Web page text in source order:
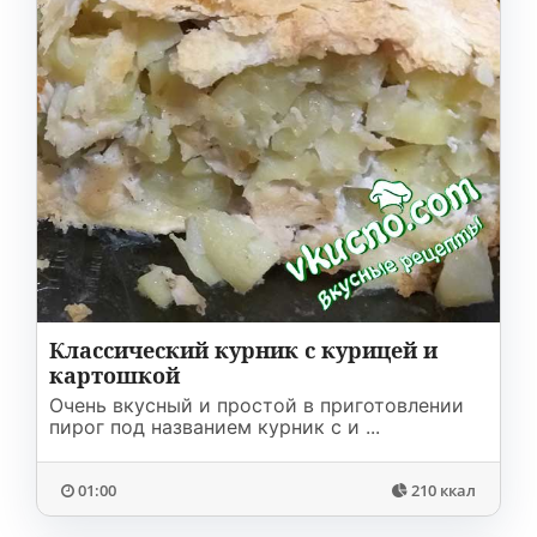
Классический курник с курицей и
картошкой
Очень вкусный и простой в приготовлении
пирог под названием курник с и ...
01:00 210 ккал